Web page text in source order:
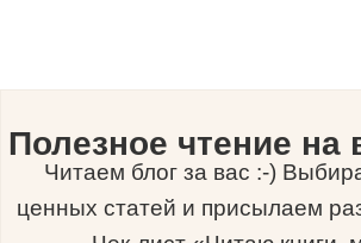
Полезное чтение
Читаем блог за вас :-)
ценных статей и присылаем